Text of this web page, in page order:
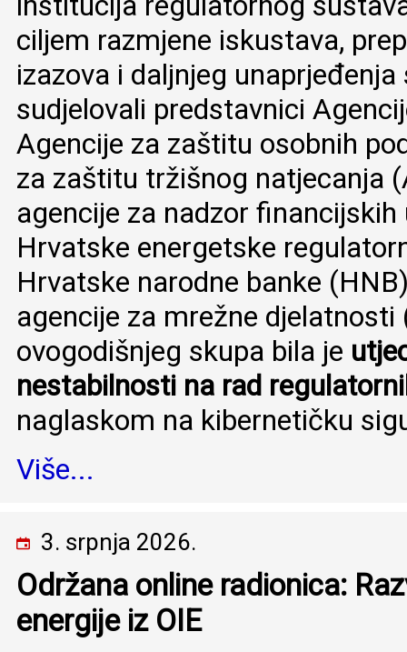
ciljem razmjene iskustava,
izazova i daljnjeg
sudjelovali predstavnici
Agencije za zaštitu osobnih
za zaštitu tržišnog natjecanja
agencije za nadzor
Hrvatske energetske
Hrvatske narodne banke
agencije za mrežne
ovogodišnjeg skupa bila je
nestabilnosti na rad
naglaskom na kibernetičku
Više...
3. srpnja 2026.
Održana online radionica:
energije iz OIE